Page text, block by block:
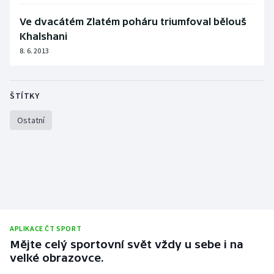
Ve dvacátém Zlatém poháru triumfoval bělouš
Khalshani
8. 6. 2013
ŠTÍTKY
Ostatní
APLIKACE ČT SPORT
Mějte celý sportovní svět vždy u sebe i na
velké obrazovce.